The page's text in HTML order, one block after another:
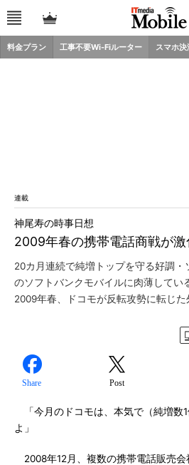
料金プラン 工事不要Wi-Fiルーター スマホ決
連載
2009年春の携帯電話商戦が激
神尾寿の時事日想
20カ月連続で純増トップを守る好調
のソフトバンクモバイルに肉薄してい
2009年春、ドコモが反転攻勢に転じ
Share Post
「今月のドコモは、本気で（純増数
よ」
2008年12月、複数の携帯電話販売会